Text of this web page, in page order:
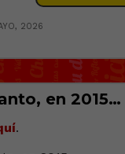
2026
en 2015…
.